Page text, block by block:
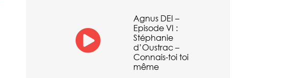
Agnus DEI –
Episode VI :
Stéphanie
d’Oustrac –
Connais-toi toi
même